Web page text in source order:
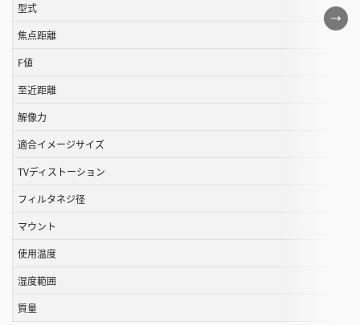
こ
の
型式
焦点距離
F値
至近距離
解像力
適合イメージサイズ
TVディストーション
フィルタネジ径
マウント
使用温度
湿度範囲
質量